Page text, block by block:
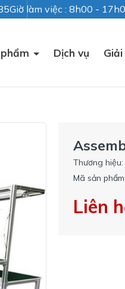
Giờ làm việc : 8h00 -
Dịch vụ
Thương hiệu:
Mã sản phẩm:
Liên